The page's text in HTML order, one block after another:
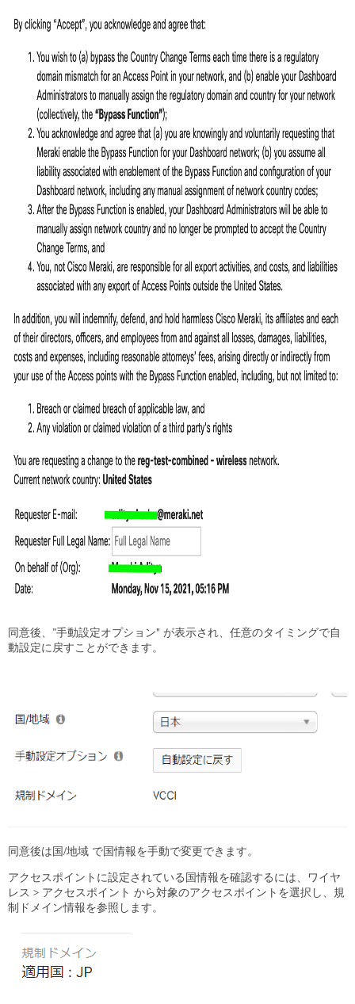
同意後、”手動設定オプション" が表示され、任意のタイミングで自
動設定に戻すことができます。
同意後は国/地域 で国情報を手動で変更できます。
アクセスポイントに設定されている国情報を確認するには、ワイヤ
レス > アクセスポイント から対象のアクセスポイントを選択し、規
制ドメイン情報を参照します。